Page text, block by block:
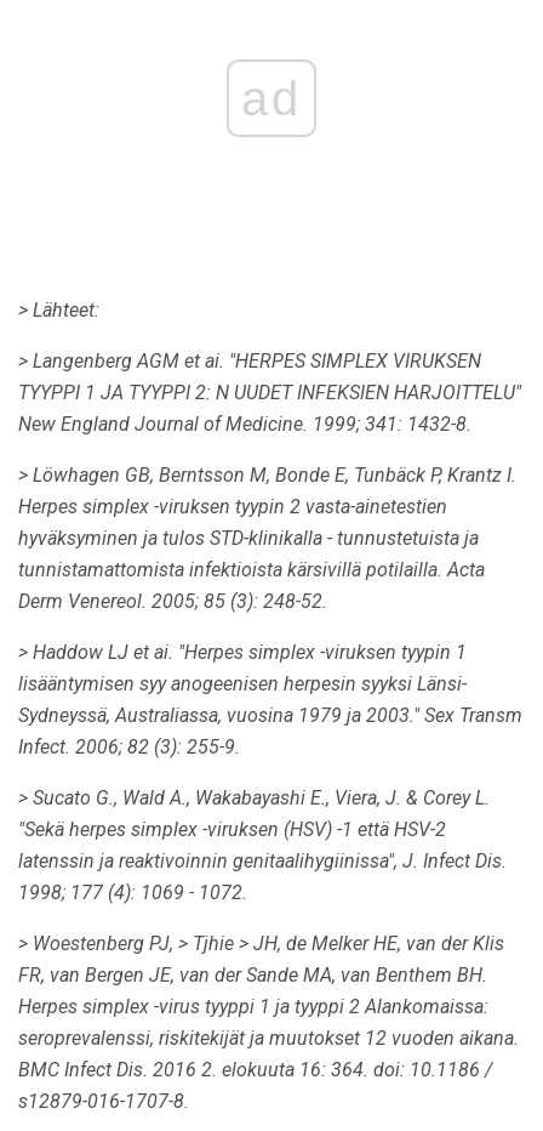
ad
> Lähteet:
> Langenberg AGM et ai. "HERPES SIMPLEX VIRUKSEN
TYYPPI 1 JA TYYPPI 2: N UUDET INFEKSIEN HARJOITTELU"
New England Journal of Medicine. 1999; 341: 1432-8.
> Löwhagen GB, Berntsson M, Bonde E, Tunbäck P, Krantz I.
Herpes simplex -viruksen tyypin 2 vasta-ainetestien
hyväksyminen ja tulos STD-klinikalla - tunnustetuista ja
tunnistamattomista infektioista kärsivillä potilailla. Acta
Derm Venereol. 2005; 85 (3): 248-52.
> Haddow LJ et ai. "Herpes simplex -viruksen tyypin 1
lisääntymisen syy anogeenisen herpesin syyksi Länsi-
Sydneyssä, Australiassa, vuosina 1979 ja 2003." Sex Transm
Infect. 2006; 82 (3): 255-9.
> Sucato G., Wald A., Wakabayashi E., Viera, J. & Corey L.
"Sekä herpes simplex -viruksen (HSV) -1 että HSV-2
latenssin ja reaktivoinnin genitaalihygiinissa", J. Infect Dis.
1998; 177 (4): 1069 - 1072.
> Woestenberg PJ, > Tjhie > JH, de Melker HE, van der Klis
FR, van Bergen JE, van der Sande MA, van Benthem BH.
Herpes simplex -virus tyyppi 1 ja tyyppi 2 Alankomaissa:
seroprevalenssi, riskitekijät ja muutokset 12 vuoden aikana.
BMC Infect Dis. 2016 2. elokuuta 16: 364. doi: 10.1186 /
s12879-016-1707-8.